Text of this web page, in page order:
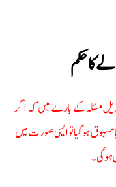
کا حکم
ذیل مسئلہ کے بارے میں کہ اگر
مسبوق ہوگیا تو ایسی صورت میں
ہوگی۔